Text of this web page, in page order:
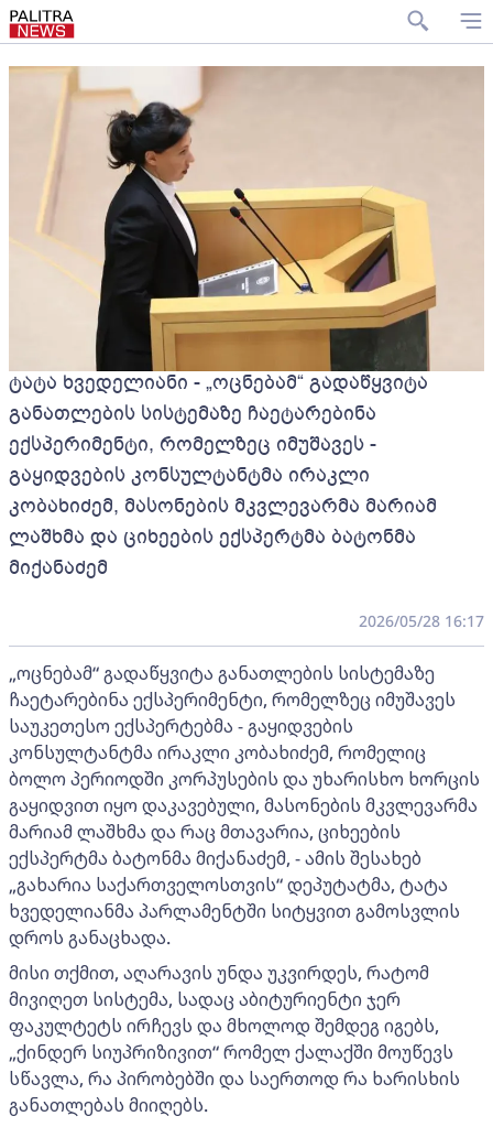
ტატა ხვედელიანი - „ოცნებამ“ გადაწყვიტა
განათლების სისტემაზე ჩაეტარებინა
ექსპერიმენტი, რომელზეც იმუშავეს -
გაყიდვების კონსულტანტმა ირაკლი
კობახიძემ, მასონების მკვლევარმა მარიამ
ლაშხმა და ციხეების ექსპერტმა ბატონმა
მიქანაძემ
2026/05/28 16:17
„ოცნებამ“ გადაწყვიტა განათლების სისტემაზე
ჩაეტარებინა ექსპერიმენტი, რომელზეც იმუშავეს
საუკეთესო ექსპერტებმა - გაყიდვების
კონსულტანტმა ირაკლი კობახიძემ, რომელიც
ბოლო პერიოდში კორპუსების და უხარისხო ხორცის
გაყიდვით იყო დაკავებული, მასონების მკვლევარმა
მარიამ ლაშხმა და რაც მთავარია, ციხეების
ექსპერტმა ბატონმა მიქანაძემ, - ამის შესახებ
„გახარია საქართველოსთვის“ დეპუტატმა, ტატა
ხვედელიანმა პარლამენტში სიტყვით გამოსვლის
დროს განაცხადა.
მისი თქმით, აღარავის უნდა უკვირდეს, რატომ
მივიღეთ სისტემა, სადაც აბიტურიენტი ჯერ
ფაკულტეტს ირჩევს და მხოლოდ შემდეგ იგებს,
„ქინდერ სიუპრიზივით“ რომელ ქალაქში მოუწევს
სწავლა, რა პირობებში და საერთოდ რა ხარისხის
განათლებას მიიღებს.